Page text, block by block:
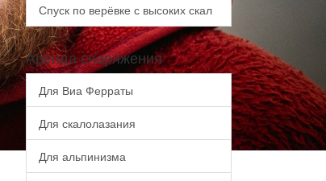
Спуск по верёвке с высоких скал
Аренда снаряжения
Для Виа Ферраты
Для скалолазания
Для альпинизма